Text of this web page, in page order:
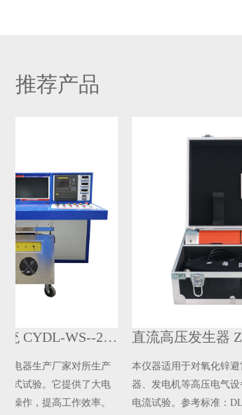
推荐产品
全自动温升试验测试系统 CYDL-WS--2000
产厂家对所生产
。它提供了大电
提高工作效率。
直流高压发生器
本仪器适用于对氧化锌避雷器、
器、发电机等高压电气设备进行
电流试验。参考标准：DL/T